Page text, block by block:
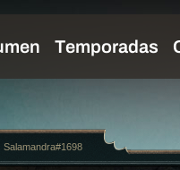
Salamandra#1698